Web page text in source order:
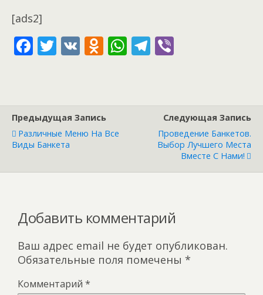
[ads2]
F
o
o
T V O
kl
as
ni
W T
m
Предыдущая Запись
Различные Меню На Все
Виды Банкета
Следующая Запись
Проведение Банкетов.
Выбор Лучшего Места
Вместе С Нами!
Добавить комментарий
Ваш адрес email не будет опубликован.
Обязательные поля помечены *
Комментарий *